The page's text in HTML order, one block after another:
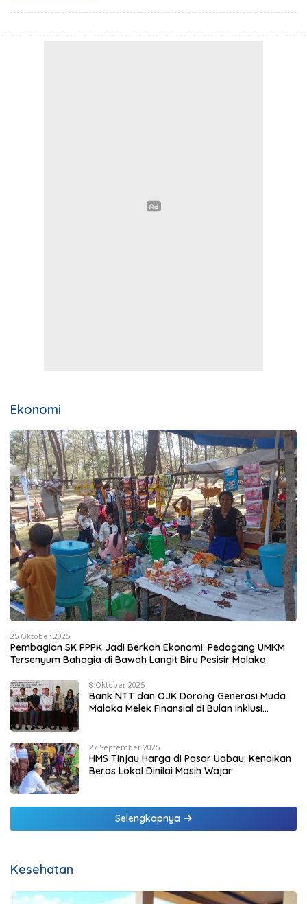
Ekonomi
25 Oktober 2025
Pembagian SK PPPK Jadi Berkah Ekonomi: Pedagang UMKM
Tersenyum Bahagia di Bawah Langit Biru Pesisir Malaka
8 Oktober 2025
Bank NTT dan OJK Dorong Generasi Muda
Malaka Melek Finansial di Bulan Inklusi
27 September 2025
HMS Tinjau Harga di Pasar Uabau: Kenaikan
Beras Lokal Dinilai Masih Wajar
Selengkapnya
Kesehatan